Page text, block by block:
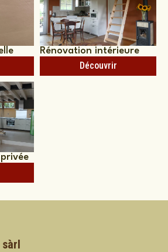
Rénovation intérieure
Découvrir
sàrl